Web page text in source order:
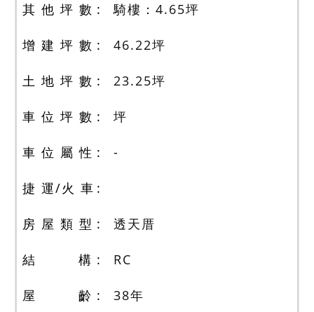
其 他 坪 數 騎樓：4.65坪
增 建 坪 數 46.22坪
土 地 坪 數 23.25坪
車 位 坪 數 坪
車 位 屬 性 -
捷 運/火 車
房 屋 類 型 透天厝
結 構 RC
屋 齡 38年